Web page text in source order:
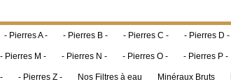
- Pierres A - - Pierres B - - Pierres C - - Pierres D -
- Pierres M - - Pierres N - - Pierres O - - Pierres P -
- Pierres Z - Nos Filtres à eau Minéraux Bruts